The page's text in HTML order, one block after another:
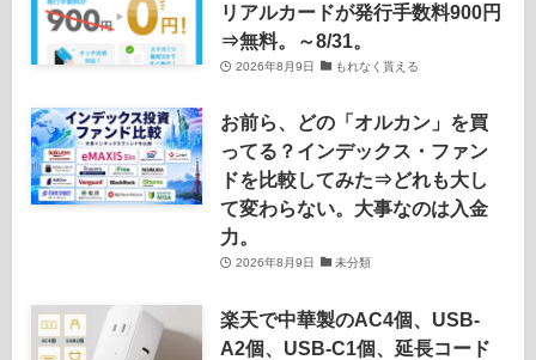
リアルカードが発行手数料900円
⇒無料。～8/31。
2026年8月9日 もれなく貰える
お前ら、どの「オルカン」を買
ってる？インデックス・ファン
ドを比較してみた⇒どれも大し
て変わらない。大事なのは入金
力。
2026年8月9日 未分類
楽天で中華製のAC4個、USB-
A2個、USB-C1個、延長コード